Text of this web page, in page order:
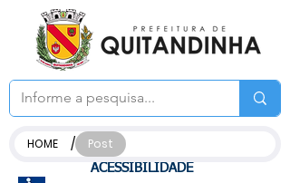
ACESSIBILIDADE
HOME / Post